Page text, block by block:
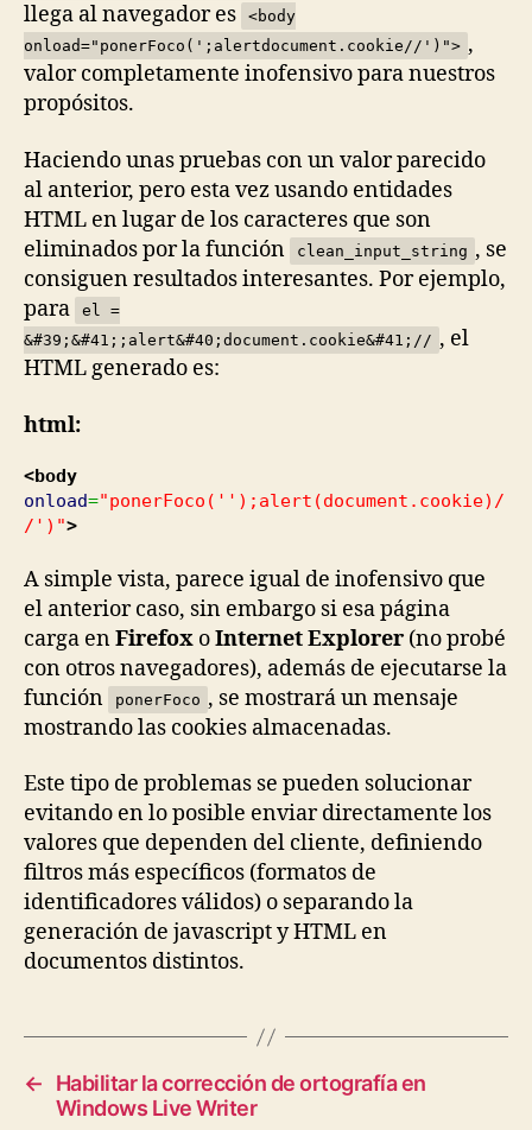
llega al navegador es
<body
onload="ponerFoco(';alertdocument.cookie//')"> ,
valor completamente inofensivo para nuestros
propósitos.
Haciendo unas pruebas con un valor parecido
al anterior, pero esta vez usando entidades
HTML en lugar de los caracteres que son
eliminados por la función
clean_input_string , se
consiguen resultados interesantes. Por ejemplo,
para
el =
&#39;&#41;;alert&#40;document.cookie&#41;// , el
HTML generado es:
html:
<body
onload="ponerFoco('');alert(document.cookie)/
/')">
A simple vista, parece igual de inofensivo que
el anterior caso, sin embargo si esa página
carga enFirefox oInternet Explorer (no probé
con otros navegadores), además de ejecutarse la
función
ponerFoco , se mostrará un mensaje
mostrando las cookies almacenadas.
Este tipo de problemas se pueden solucionar
evitando en lo posible enviar directamente los
valores que dependen del cliente, definiendo
filtros más específicos (formatos de
identificadores válidos) o separando la
generación de javascript y HTML en
documentos distintos.
←
Habilitar la corrección de ortografía en
Windows Live Writer